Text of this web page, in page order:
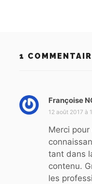
1
Françoise
12 août 2017 à
Merci
tant dans
contenu.
les